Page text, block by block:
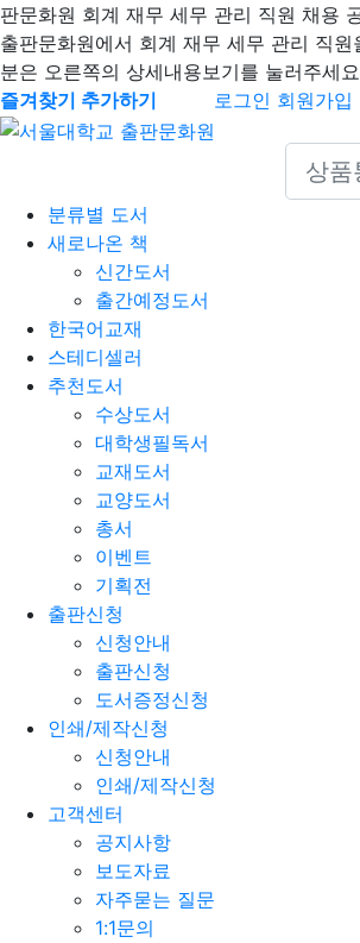
판문화원 회계 재무 세무 관리 직원 채용
출판문화원에서 회계 재무 세무 관리 직
분은 오른쪽의 상세내용보기를 눌러주세
즐겨찾기 추가하기
로그인 회원가입
Search
분류별 도서
새로나온 책
신간도서
출간예정도서
한국어교재
스테디셀러
추천도서
수상도서
대학생필독서
교재도서
교양도서
총서
이벤트
기획전
출판신청
신청안내
출판신청
도서증정신청
인쇄/제작신청
신청안내
인쇄/제작신청
고객센터
공지사항
보도자료
자주묻는 질문
1:1문의